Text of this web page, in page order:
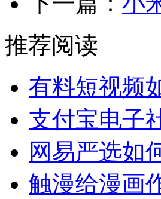
推荐阅读
有料短视频
支付宝电子
网易严选如
触漫给漫画